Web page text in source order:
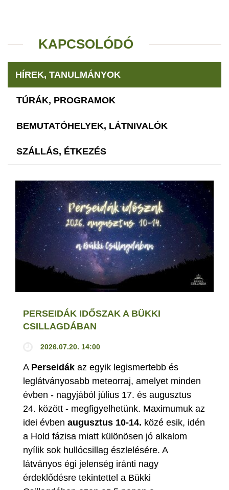
KAPCSOLÓDÓ
HÍREK, TANULMÁNYOK
TÚRÁK, PROGRAMOK
BEMUTATÓHELYEK, LÁTNIVALÓK
SZÁLLÁS, ÉTKEZÉS
PERSEIDÁK IDŐSZAK A BÜKKI
CSILLAGDÁBAN
2026.07.20. 14:00
A Perseidák az egyik legismertebb és
leglátványosabb meteorraj, amelyet minden
évben - nagyjából július 17. és augusztus
24. között - megfigyelhetünk. Maximumuk az
idei évben augusztus 10-14. közé esik, idén
a Hold fázisa miatt különösen jó alkalom
nyílik sok hullócsillag észlelésére. A
látványos égi jelenség iránti nagy
érdeklődésre tekintettel a Bükki